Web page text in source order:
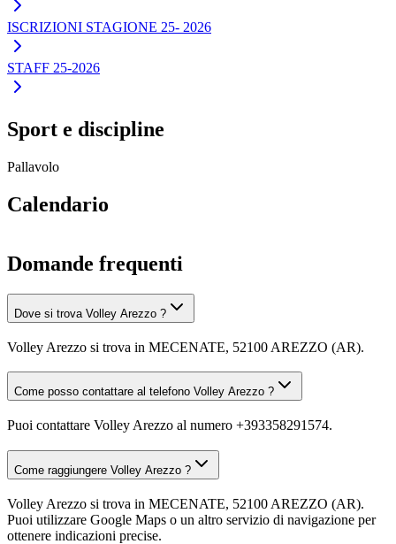
ISCRIZIONI STAGIONE 25- 2026
STAFF 25-2026
Sport e discipline
Pallavolo
Calendario
Domande frequenti
Dove si trova Volley Arezzo ?
Volley Arezzo si trova in MECENATE, 52100 AREZZO (AR).
Come posso contattare al telefono Volley Arezzo ?
Puoi contattare Volley Arezzo al numero +393358291574.
Come raggiungere Volley Arezzo ?
Volley Arezzo si trova in MECENATE, 52100 AREZZO (AR).
Puoi utilizzare Google Maps o un altro servizio di navigazione per
ottenere indicazioni precise.